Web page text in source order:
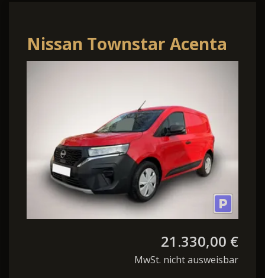
Nissan Townstar Acenta
Kasten
21.330,00 €
MwSt. nicht ausweisbar